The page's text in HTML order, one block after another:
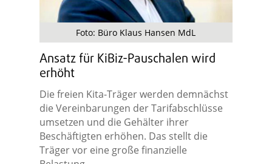
Foto: Büro Klaus Hansen MdL
Ansatz für KiBiz-Pauschalen wird
erhöht
Die freien Kita-Träger werden demnächst
die Vereinbarungen der Tarifabschlüsse
umsetzen und die Gehälter ihrer
Beschäftigten erhöhen. Das stellt die
Träger vor eine große finanzielle